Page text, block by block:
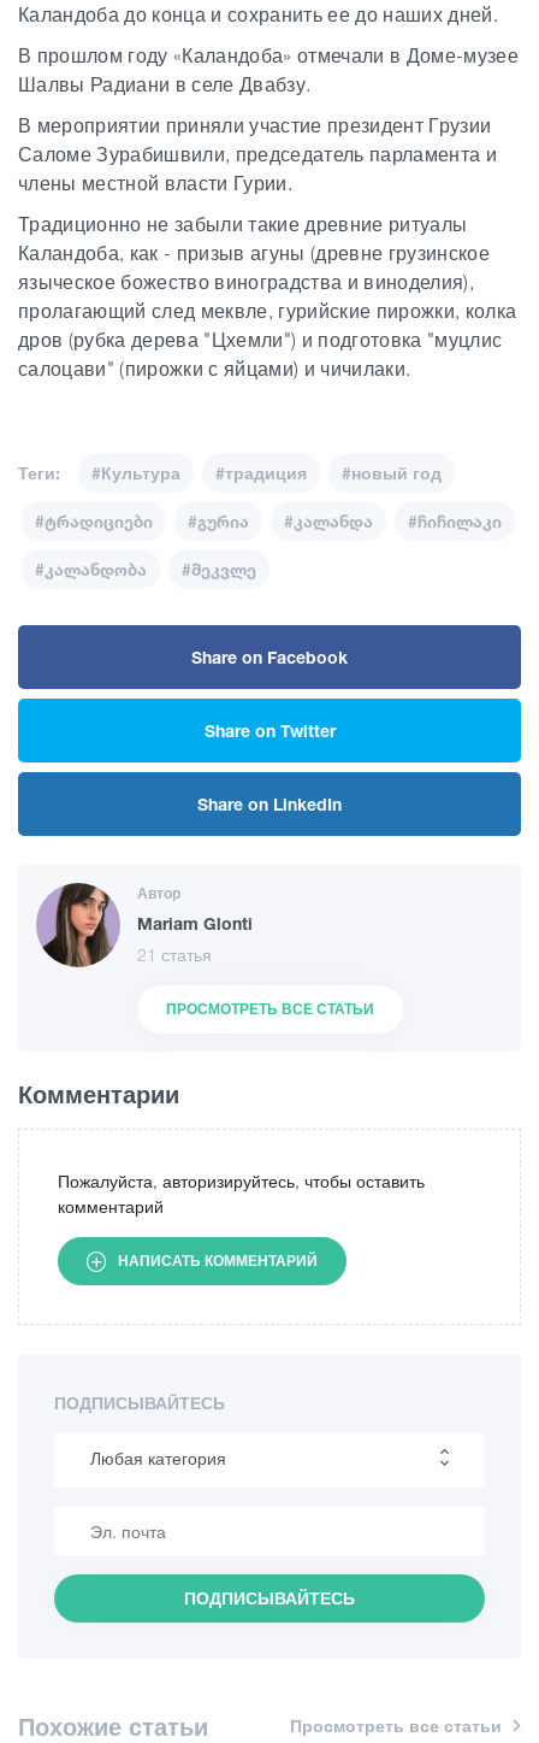
ПОДПИСЫВАЙТЕСЬ
Любая категория
Интересные места
Кулинария
Шопинг
ПОДПИСЫВАЙТЕСЬ
Каландоба до конца и сохранить ее до наших дней.
В прошлом году «Каландоба» отмечали в Доме-музее
Шалвы Радиани в селе Двабзу.
В мероприятии приняли участие президент Грузии
Саломе Зурабишвили, председатель парламента и
члены местной власти Гурии.
Традиционно не забыли такие древние ритуалы
Каландоба, как - призыв агуны (древне грузинское
языческое божество виноградства и виноделия),
пролагающий след меквле, гурийские пирожки, колка
дров (рубка дерева "Цхемли") и подготовка "муцлис
салоцави" (пирожки с яйцами) и чичилаки.
Теги: #Культура #традиция #новый год
#ტრადიციები #გურია #კალანდა #ჩიჩილაკი
#კალანდობა #მეკვლე
Share on Facebook
Share on Twitter
Share on LinkedIn
Автор
Mariam Glonti
21 статья
ПРОСМОТРЕТЬ ВСЕ СТАТЬИ
Комментарии
Пожалуйста, авторизируйтесь, чтобы оставить
комментарий
НАПИСАТЬ КОММЕНТАРИЙ
Похожие статьи Просмотреть все статьи